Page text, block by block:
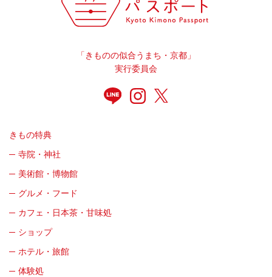
「きものの似合うまち・京都」
実行委員会
きもの特典
寺院・神社
美術館・博物館
グルメ・フード
カフェ・日本茶・甘味処
ショップ
ホテル・旅館
体験処